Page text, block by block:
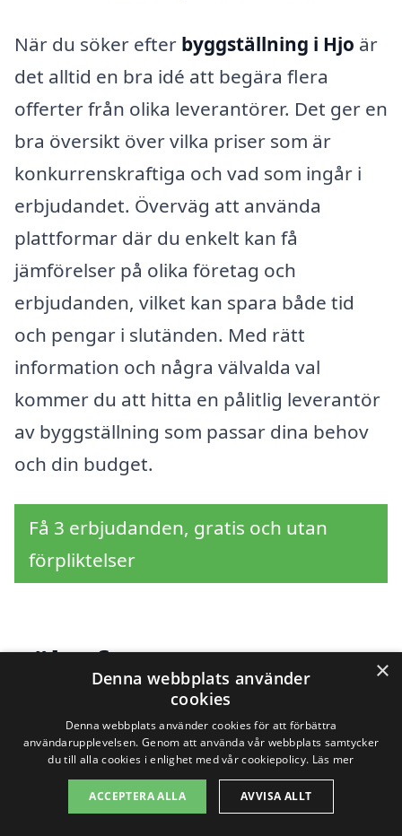
När du söker efter byggställning i Hjo är
det alltid en bra idé att begära flera
offerter från olika leverantörer. Det ger en
bra översikt över vilka priser som är
konkurrenskraftiga och vad som ingår i
erbjudandet. Överväg att använda
plattformar där du enkelt kan få
jämförelser på olika företag och
erbjudanden, vilket kan spara både tid
och pengar i slutänden. Med rätt
information och några välvalda val
kommer du att hitta en pålitlig leverantör
av byggställning som passar dina behov
och din budget.
Få 3 erbjudanden, gratis och utan
förpliktelser
Sök efter en
professionell för
byggställning i andra
städer nära Hjo
×
Denna webbplats använder
cookies
Denna webbplats använder cookies för att förbättra
användarupplevelsen. Genom att använda vår webbplats samtycker
du till alla cookies i enlighet med vår cookiepolicy. Läs mer
ACCEPTERA ALLA AVVISA ALLT